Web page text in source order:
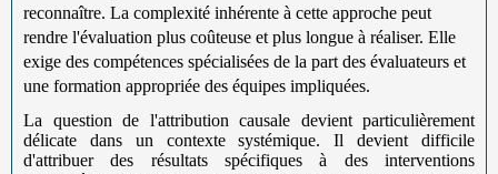
reconnaître. La complexité inhérente à cette approche peut
rendre l'évaluation plus coûteuse et plus longue à réaliser. Elle
exige des compétences spécialisées de la part des évaluateurs et
une formation appropriée des équipes impliquées.
La question de l'attribution causale devient particulièrement
délicate dans un contexte systémique. Il devient difficile
d'attribuer des résultats spécifiques à des interventions